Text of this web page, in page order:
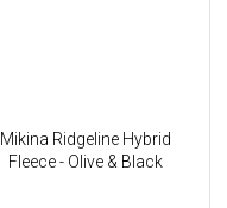
Mikina Ridgeline Hybrid
Fleece - Olive & Black